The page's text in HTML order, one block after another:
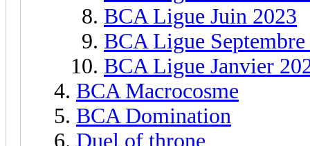
BCA Ligue Juin 2023
BCA Ligue
BCA Ligue Janvier
BCA Macrocosme
BCA Domination
Duel of throne